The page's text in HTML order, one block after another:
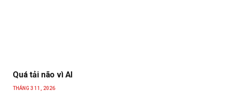
Quá tải não vì AI
THÁNG 3 11, 2026